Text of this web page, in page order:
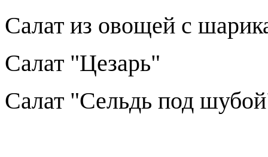
Салат из овощей с
Салат "Цезарь"
Салат "Сельдь под